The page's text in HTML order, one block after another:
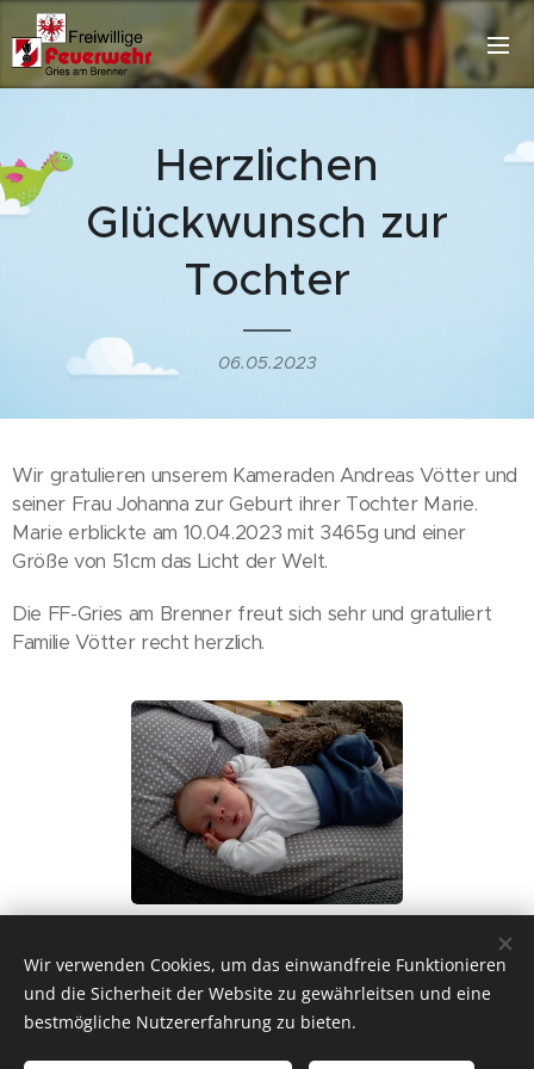
Herzlichen
Glückwunsch zur
Tochter
06.05.2023
Wir gratulieren unserem Kameraden Andreas Vötter und
seiner Frau Johanna zur Geburt ihrer Tochter Marie.
Marie erblickte am 10.04.2023 mit 3465g und einer
Größe von 51cm das Licht der Welt.
Die FF-Gries am Brenner freut sich sehr und gratuliert
Familie Vötter recht herzlich.
Wir verwenden Cookies, um das einwandfreie Funktionieren
und die Sicherheit der Website zu gewährleitsen und eine
bestmögliche Nutzererfahrung zu bieten.